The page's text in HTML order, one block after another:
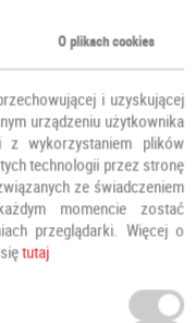
O plikach cookies
i uzyskującej
urządzeniu użytkownika
z wykorzystaniem plików
technologii przez stronę
ze świadczeniem
momencie zostać
przeglądarki. Więcej o
tutaj